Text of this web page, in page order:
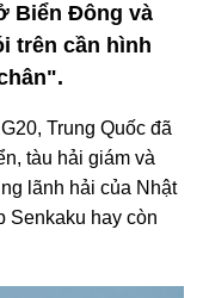
Biển Đông và
trên cần hình
Trung Quốc đã
tàu hải giám và
lãnh hải của Nhật
Senkaku hay còn